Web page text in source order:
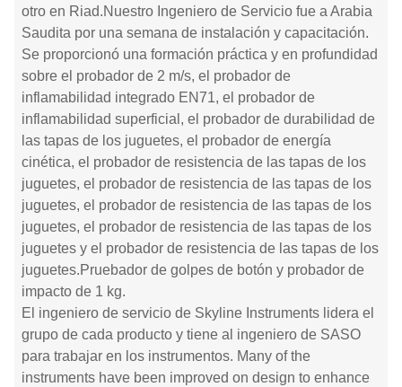
otro en Riad.Nuestro Ingeniero de Servicio fue a Arabia
Saudita por una semana de instalación y capacitación.
Se proporcionó una formación práctica y en profundidad
sobre el probador de 2 m/s, el probador de
inflamabilidad integrado EN71, el probador de
inflamabilidad superficial, el probador de durabilidad de
las tapas de los juguetes, el probador de energía
cinética, el probador de resistencia de las tapas de los
juguetes, el probador de resistencia de las tapas de los
juguetes, el probador de resistencia de las tapas de los
juguetes, el probador de resistencia de las tapas de los
juguetes y el probador de resistencia de las tapas de los
juguetes.Pruebador de golpes de botón y probador de
impacto de 1 kg.
El ingeniero de servicio de Skyline Instruments lidera el
grupo de cada producto y tiene al ingeniero de SASO
para trabajar en los instrumentos. Many of the
instruments have been improved on design to enhance